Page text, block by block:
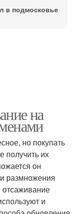
в подмосковье
на
но покупать
их
он
размножения
отсаживание
и